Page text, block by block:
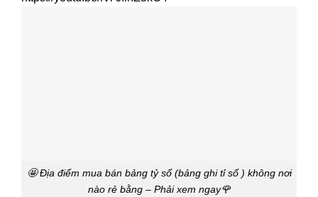
🤩 Địa điểm mua bán bảng tỷ số (bảng ghi tỉ số ) không nơi
nào rẻ bằng – Phải xem ngay🌹